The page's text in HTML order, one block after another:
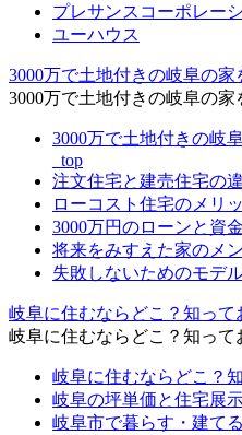
プレサンスコーポレー
ユーハウス
3000万で土地付きの岐阜の
3000万で土地付きの岐阜の
3000万で土地付きの岐
_top
注文住宅と建売住宅の
ローコスト住宅のメリ
3000万円のローンと資
将来をみすえた家のメ
失敗しないためのモデ
岐阜に住むならどこ？知って
岐阜に住むならどこ？知って
岐阜に住むならどこ？
岐阜の坪単価と住宅展
岐阜市で暮らす・建てる